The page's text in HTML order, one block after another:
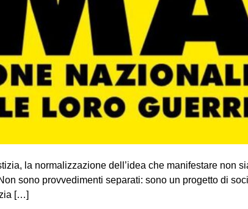
la normalizzazione dell’idea che manifestare non
sono provvedimenti separati: sono un progetto di
[…]